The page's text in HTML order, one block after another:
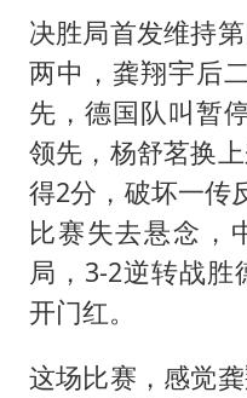
决胜局首发维持
两中，龚翔宇后
先，德国队叫暂
领先，杨舒茗换
得2分，破坏一传
比赛失去悬念，
局，3-2逆转战
开门红。
这场比赛，感觉